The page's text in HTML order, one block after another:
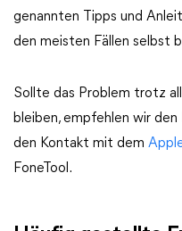
genannten Tipps und
den meisten Fällen selbst
Sollte das Problem trotz
bleiben, empfehlen wir
den Kontakt mit dem
FoneTool.